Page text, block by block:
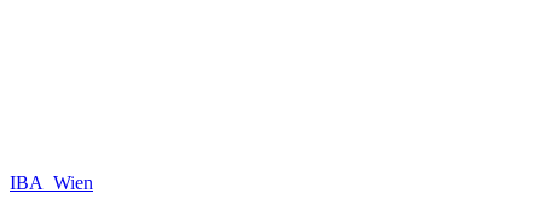
IBA_Wien